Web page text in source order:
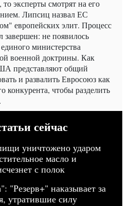
эксперты смотрят на его
Липсиц назвал ЕС
европейских элит. Процесс
завершен: не появилось
министерства
военной доктрины. Как
представляют общий
и развалить Евросоюз как
конкурента, чтобы разделить
сейчас
уничтожено ударом
масло и
с полок
"Резерв+" наказывает за
утратившие силу